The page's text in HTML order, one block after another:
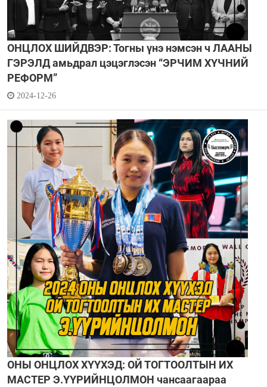
ОНЦЛОХ ШИЙДВЭР: Тогны үнэ нэмсэн ч ЛААНЫ
ГЭРЭЛД амьдрал цэцэглэсэн “ЭРЧИМ ХҮЧНИЙ
РЕФОРМ”
2024-12-26
ОНЫ ОНЦЛОХ ХҮҮХЭД: ОЙ ТОГТООЛТЫН ИХ
МАСТЕР Э.ҮҮРИЙНЦОЛМОН чансаагаараа